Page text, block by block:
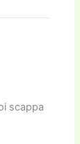
scappa